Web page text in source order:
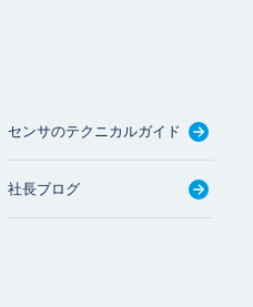
センサのテクニカルガイド
社長ブログ